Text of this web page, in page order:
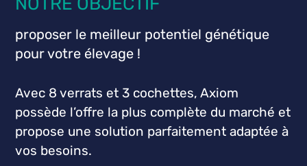
proposer le meilleur potentiel génétique
pour votre élevage !
Avec 8 verrats et 3 cochettes, Axiom
possède l’offre la plus complète du marché et
propose une solution parfaitement adaptée à
vos besoins.